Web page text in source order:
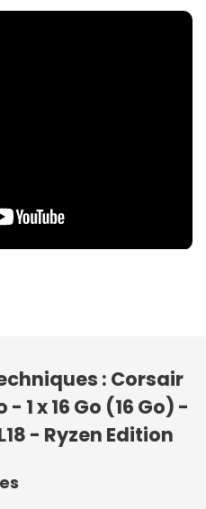
: Corsair
1 x 16 Go (16 Go) -
- Ryzen Edition